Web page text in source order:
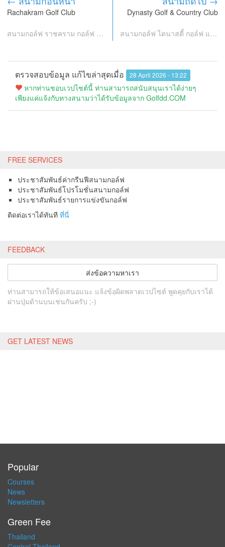
Rachakram Golf Club
สนามกอล์ฟ ราชคราม กอล์ฟ คลับ
Dynasty Golf & Country Club
สนามกอล์ฟ ไดนาสตี้ กอล์ฟ แอนด์ คันทรี คลับ
ตรวจสอบข้อมูล แก้ไขล่าสุดเมื่อ 28 April 2026 - 13:22
หากท่านชอบเวปไซต์นี้ ท่านสามารถสนับสนุนเราได้ง่ายๆ
เพียงแค่แจ้งกับทางสนามว่าได้รับข้อมูลจาก Golfdd.COM
FREE SERVICES
ประชาสัมพันธ์ค่ากรีนฟีสนามกอล์ฟ
ประชาสัมพันธ์โปรโมชั่นสนามกอล์ฟ
ประชาสัมพันธ์รายการแข่งขันกอล์ฟ
ติดต่อเราได้ทันที ที่นี่
FEEDBACK
ส่งข้อความหาเรา
ท่านสามารถให้ข้อเสนอแนะ แจ้งข้อผิดพลาดเวปไซต์ พูดคุยกับเราได้
ผ่านปุ่มด้านบนเช่นกันครับ ;-)
GET LATEST NEWS
Popular
Courses
News
Newsletters
Green Fee
Thailand